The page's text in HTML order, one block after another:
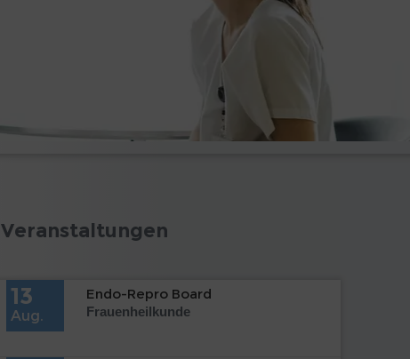
Veranstaltungen
13
Aug.
Endo-Repro Board
Frauenheilkunde